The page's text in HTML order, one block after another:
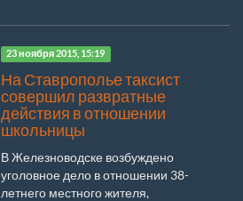
23 ноября 2015, 15:19
На Ставрополье таксист
совершил развратные
действия в отношении
школьницы
В Железноводске возбуждено
уголовное дело в отношении 38-
летнего местного жителя,